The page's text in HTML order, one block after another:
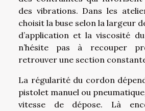
des vibrations. Dans les
choisit la buse selon la largeur
d’application et la viscosité
n’hésite pas à recouper
retrouver une section
La régularité du cordon
pistolet manuel ou
vitesse de dépose. Là